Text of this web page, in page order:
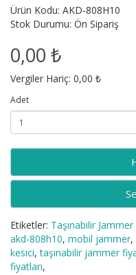
Ürün Kodu: AKD-808H10
Stok Durumu: Ön Sipariş
0,00 ₺
Vergiler Hariç: 0,00 ₺
Adet
Etiketler: Taşınabilir
akd-808h10, mobil jammer,
kesici,taşınabilir jammer
fiyatları,